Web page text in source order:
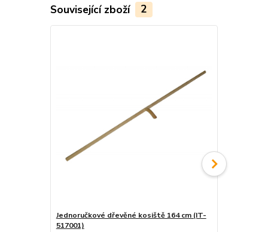
Související zboží 2
Jednoručkové dřevěné kosiště 164 cm (IT-
517001)